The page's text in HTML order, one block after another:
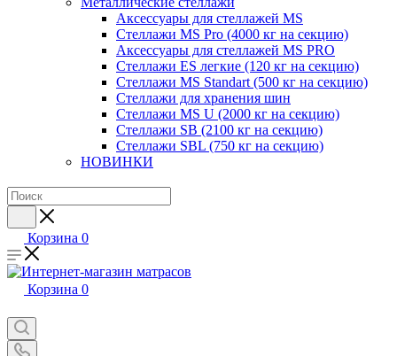
Аксессуары для стеллажей MS
Стеллажи MS Pro (4000 кг на секцию)
Аксессуары для стеллажей MS PRO
Стеллажи ES легкие (120 кг на секцию)
Стеллажи MS Standart (500 кг на секцию)
Стеллажи для хранения шин
Стеллажи MS U (2000 кг на секцию)
Стеллажи SB (2100 кг на секцию)
Стеллажи SBL (750 кг на секцию)
НОВИНКИ
Корзина 0
Корзина 0